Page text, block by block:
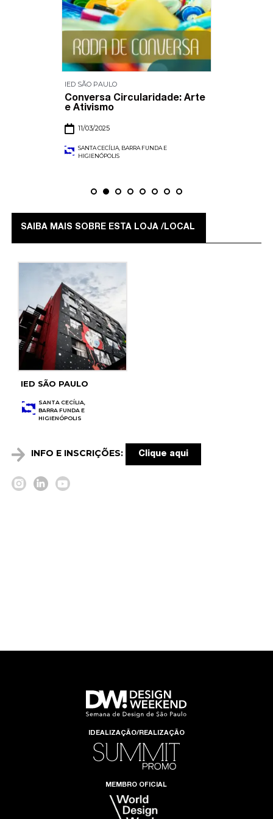
IED SÃO PAULO
Conversa Circularidade: Arte
e Ativismo
11/03/2025
SANTA CECÍLIA, BARRA FUNDA E
HIGIENÓPOLIS
SAIBA MAIS SOBRE ESTA LOJA /LOCAL
IED SÃO PAULO
SANTA CECÍLIA,
BARRA FUNDA E
HIGIENÓPOLIS
INFO E INSCRIÇÕES: Clique aqui
IDEALIZAÇÃO/REALIZAÇÃO
MEMBRO OFICIAL